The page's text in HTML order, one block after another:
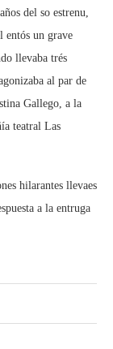
del so estrenu,
entós un grave
llevaba trés
al par de
Gallego, a la
teatral Las
hilarantes llevaes
a la entruga